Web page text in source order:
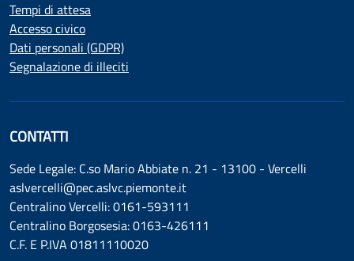
Tempi di attesa
Accesso civico
Dati personali (GDPR)
Segnalazione di illeciti
CONTATTI
Sede Legale: C.so Mario Abbiate n. 21 - 13100 - Vercelli
aslvercelli@pec.aslvc.piemonte.it
Centralino Vercelli: 0161-593111
Centralino Borgosesia: 0163-426111
C.F. E P.IVA 01811110020